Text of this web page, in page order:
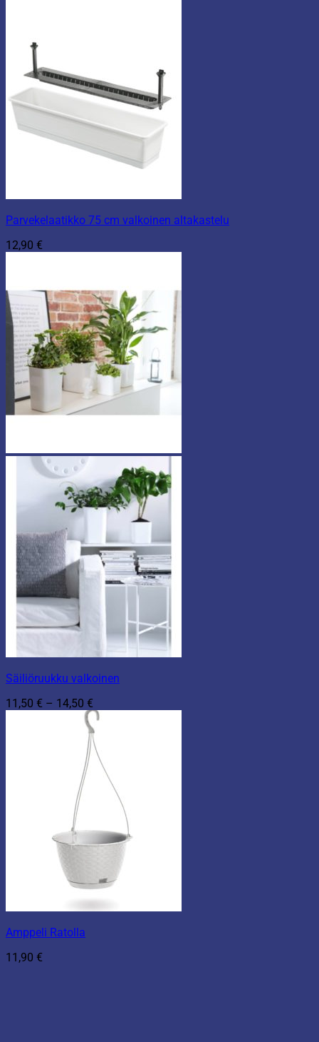
Parvekelaatikko 75 cm valkoinen altakastelu
12,90 €
Säiliöruukku valkoinen
11,50 € – 14,50 €
11,50 €
-
14,50 €
Amppeli Ratolla
11,90 €